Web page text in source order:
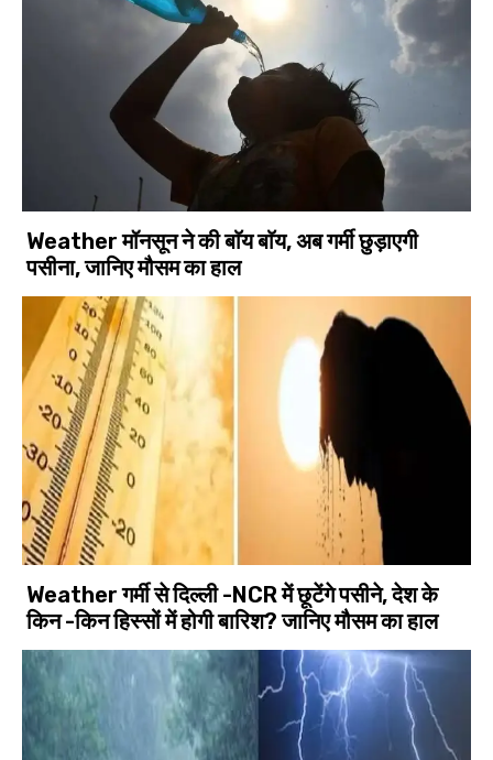
Weather मॉनसून ने की बाॅय बाॅय, अब गर्मी छुड़ाएगी
पसीना, जानिए मौसम का हाल
Weather गर्मी से दिल्ली -NCR में छूटेंगे पसीने, देश के
किन -किन हिस्सों में होगी बारिश? जानिए मौसम का हाल